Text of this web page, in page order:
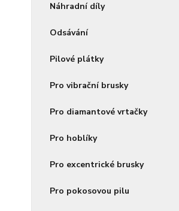
Náhradní díly
Odsávání
Pilové plátky
Pro vibrační brusky
Pro diamantové vrtačky
Pro hoblíky
Pro excentrické brusky
Pro pokosovou pilu